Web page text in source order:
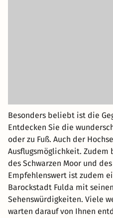
Besonders beliebt ist die
Entdecken Sie die
oder zu Fuß. Auch der
Ausflugsmöglichkeit. Zudem
des Schwarzen Moor und
Empfehlenswert ist zudem
Barockstadt Fulda mit
Sehenswürdigkeiten. Viele
warten darauf von Ihnen